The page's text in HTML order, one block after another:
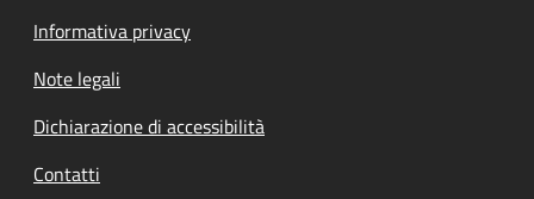
Informativa privacy
Note legali
Dichiarazione di accessibilità
Contatti